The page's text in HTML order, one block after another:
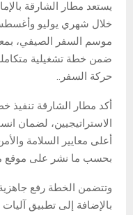
خلال شهري يوليو
ضمن خطة تشغيلية
حركة السفر..
أكد مطار الشارقة تنفيذ
الاستراتيجيين، لضمان
أعلى معايير السلامة
بحسب ما نشر على موقع
وتتضمن الخطة رفع
بالإضافة إلى تطبيق